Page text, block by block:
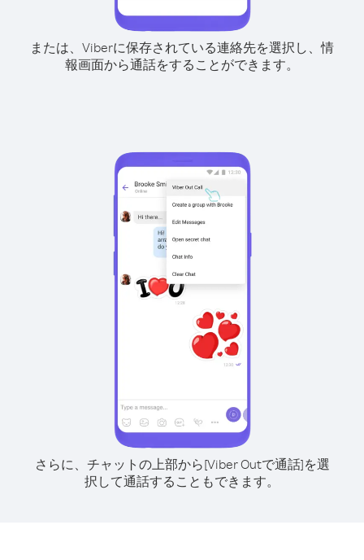
または、Viberに保存されている連絡先を選択し、情
報画面から通話をすることができます。
さらに、チャットの上部から[Viber Outで通話]を選
択して通話することもできます。